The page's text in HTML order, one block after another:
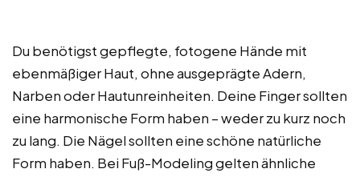
Du benötigst gepflegte, fotogene Hände mit
ebenmäßiger Haut, ohne ausgeprägte Adern,
Narben oder Hautunreinheiten. Deine Finger sollten
eine harmonische Form haben – weder zu kurz noch
zu lang. Die Nägel sollten eine schöne natürliche
Form haben. Bei Fuß-Modeling gelten ähnliche